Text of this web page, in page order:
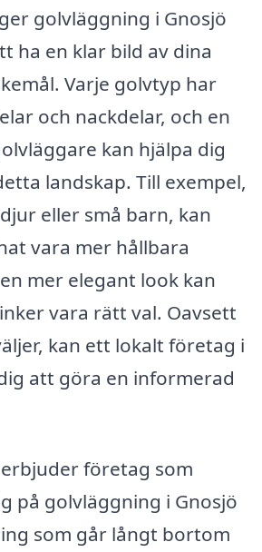
golvläggning i Gnosjö
ha en klar bild av dina
Varje golvtyp har
och nackdelar, och en
kan hjälpa dig
landskap. Till exempel,
eller små barn, kan
vara mer hållbara
mer elegant look kan
vara rätt val. Oavsett
kan ett lokalt företag i
att göra en informerad
företag som
på golvläggning i Gnosjö
som går långt bortom